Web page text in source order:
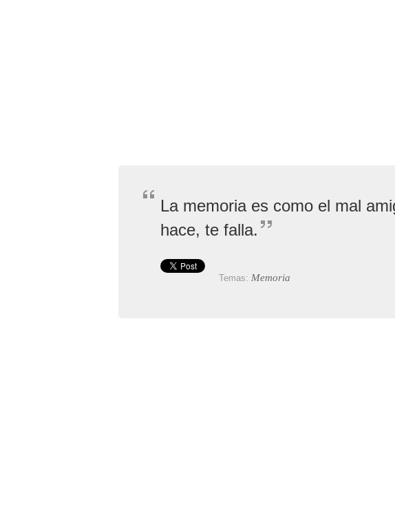
La memoria es como el mal
hace, te falla.
Temas: Memoria